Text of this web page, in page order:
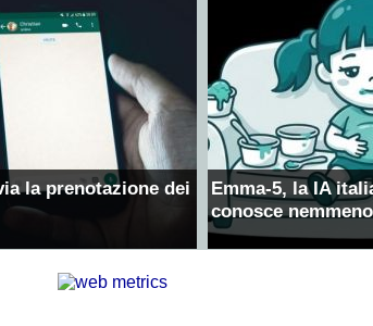
la prenotazione dei
Emma-5, la IA
conosce